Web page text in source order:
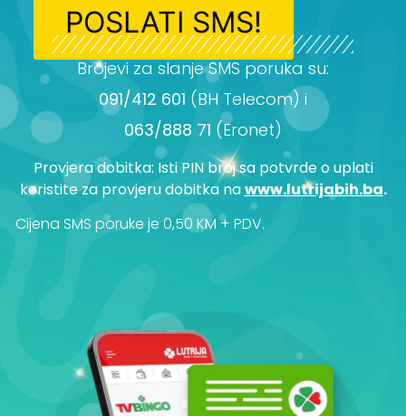
POSLATI SMS!
Brojevi za slanje SMS poruka su:
091/412 601 (BH Telecom) i
063/888 71 (Eronet)
Provjera dobitka: Isti PIN broj sa potvrde o uplati
koristite za provjeru dobitka nawww.lutrijabih.ba.
Cijena SMS poruke je 0,50 KM + PDV.